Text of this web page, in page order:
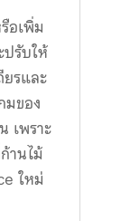
อเพิ่ม
ปรับให้
รและ
มของ
เพราะ
านไม้
ใหม่